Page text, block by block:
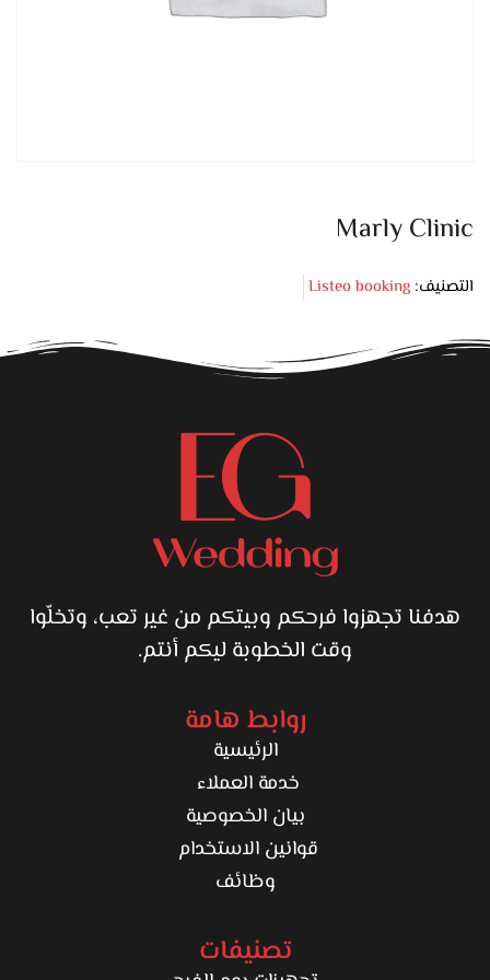
Marly Clinic
التصنيف: Listeo booking
هدفنا تجهزوا فرحكم وبيتكم من غير تعب، وتخلّوا
وقت الخطوبة ليكم أنتم.
روابط هامة
الرئيسية
خدمة العملاء
بيان الخصوصية
قوانين الاستخدام
وظائف
تصنيفات